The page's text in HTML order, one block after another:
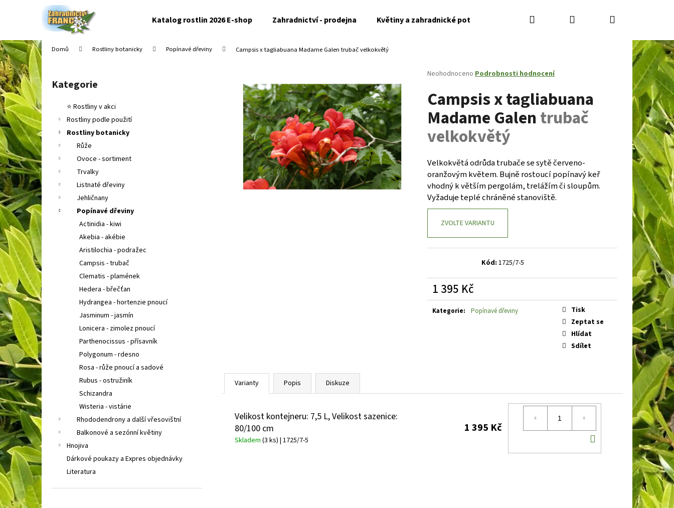
Katalog rostlin 2026 E-shop Zahradnictví - prodejna Květiny a zahradnické potřeby Kontakty Jak nakupovat
Hledat PřihlášeníNákupní
košík
Domů Rostliny botanicky Popínavé dřeviny Campsis x tagliabuana Madame Galen trubač velkokvětý
P
o
s
t
r
a
n
n
í
p
a
n
e
l
Přeskočit
kategorie
Kategorie
⭐ Rostliny v akci
Rostliny podle použití
Rostliny botanicky
Růže
Ovoce - sortiment
Trvalky
Listnaté dřeviny
Jehličnany
Popínavé dřeviny
Actinidia - kiwi
Akebia - akébie
Aristilochia - podražec
Campsis - trubač
Clematis - plamének
Hedera - břečťan
Hydrangea - hortenzie pnoucí
Jasminum - jasmín
Lonicera - zimolez pnoucí
Parthenocissus - přísavník
Polygonum - rdesno
Rosa - růže pnoucí a sadové
Rubus - ostružiník
Schizandra
Wisteria - vistárie
Rhododendrony a další vřesovištní
Balkonové a sezónní květiny
Hnojiva
Dárkové poukazy a Expres objednávky
Literatura
Průměrné
produktu
je
0,0
z
hvězdiček.
Neohodnoceno Podrobnosti hodnocení
Campsis x tagliabuana
Madame Galen trubač
velkokvětý
Velkokvětá odrůda trubače se sytě červeno-
oranžovým květem. Bujně rostoucí popínavý keř
vhodný k větším pergolám, trelážím či sloupům.
Vyžaduje teplé chráněné stanoviště.
ZVOLTE VARIANTU
Kód: 1725/7-5
1 395 Kč
Měrná
cena:
Kategorie: Popínavé dřeviny
Tisk
Zeptat se
Hlídat
Sdílet
Varianty Popis Diskuze
Velikost kontejneru: 7,5 L, Velikost sazenice:
80/100 cm
Skladem (3 ks) | 1725/7-5
1 395 Kč
KOŠÍKU
í
k
Zpět
do
obchodu
Zpět
do
obchodu
Co potřebujete najít?
HLEDAT
Doporučujeme
COTONEASTER PROCUMBENS QUEEN OF
CARPETHSKALNÍK ZAKRSLÝ
VINCA MINOR BLUEBARVÍNEK MENŠÍ